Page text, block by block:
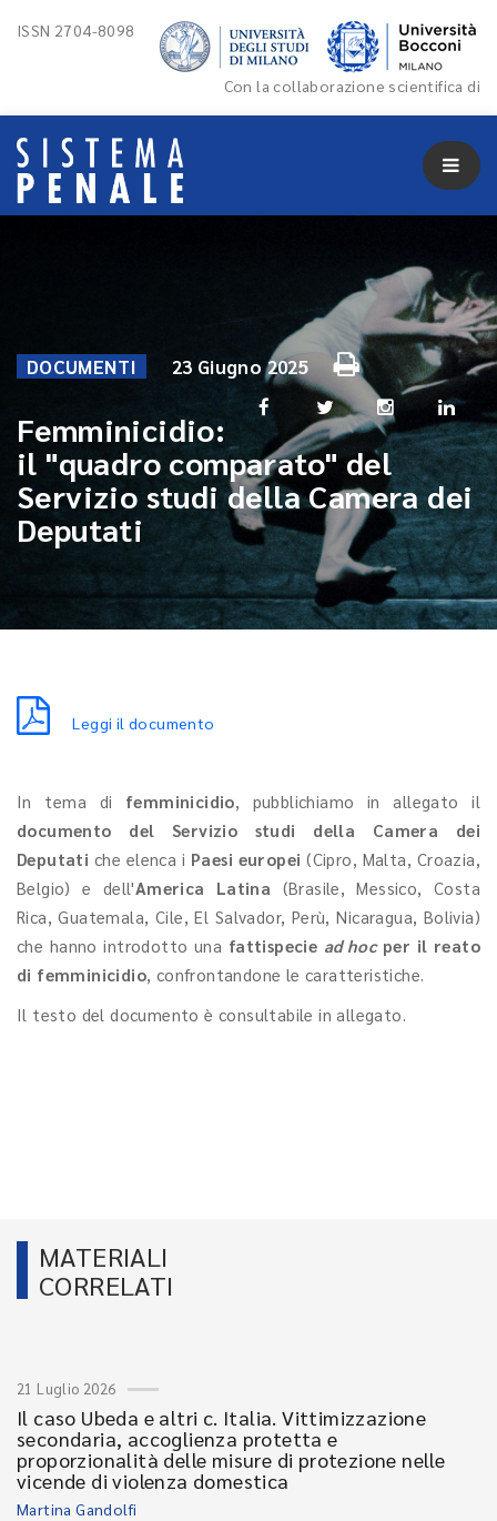
ISSN 2704-8098
Con la collaborazione scientifica di
DOCUMENTI 23 Giugno 2025
Femminicidio:
il "quadro comparato" del
Servizio studi della Camera dei
Deputati
Leggi il documento
In tema di femminicidio, pubblichiamo in allegato il
documento del Servizio studi della Camera dei
Deputati che elenca i Paesi europei (Cipro, Malta, Croazia,
Belgio) e dell'America Latina (Brasile, Messico, Costa
Rica, Guatemala, Cile, El Salvador, Perù, Nicaragua, Bolivia)
che hanno introdotto una fattispecie ad hocper il reato
di femminicidio, confrontandone le caratteristiche.
Il testo del documento è consultabile in allegato.
MATERIALI
CORRELATI
21 Luglio 2026
Il caso Ubeda e altri c. Italia. Vittimizzazione
secondaria, accoglienza protetta e
proporzionalità delle misure di protezione nelle
vicende di violenza domestica
Martina Gandolfi